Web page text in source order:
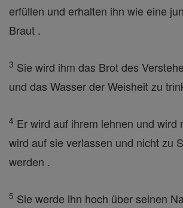
erfüllen und erhalten ihn wie eine
Braut .
3 Sie wird ihm das Brot des
und das Wasser der Weisheit zu
4 Er wird auf ihrem lehnen und wird
wird auf sie verlassen und nicht zu
werden .
5 Sie werde ihn hoch über seinen